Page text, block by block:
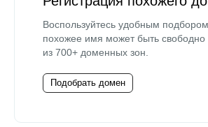
Воспользуйтесь удобным
похожее имя может быть свободно
из 700+ доменных зон.
Подобрать домен